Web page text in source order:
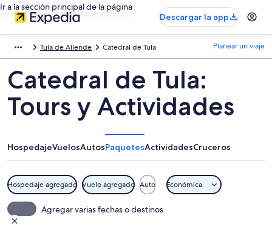
Ir a la sección principal de la página
Descargar la app
Tula de Allende Catedral de Tula Planear un viaje
Catedral de Tula:
Tours y Actividades
HospedajeVuelosAutosPaquetesActividadesCruceros
Hospedaje agregado Vuelo agregado Auto Económica
Agregar varias fechas o destinos